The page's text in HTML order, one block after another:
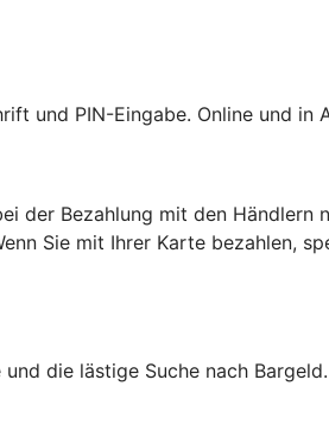
und PIN-Eingabe. Online und
der Bezahlung mit den
Sie mit Ihrer Karte bezahlen,
die lästige Suche nach Bargeld.